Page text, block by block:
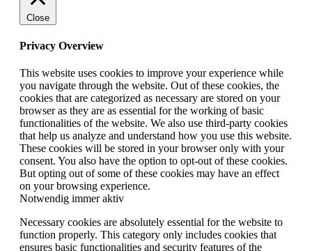
Close
Privacy Overview
This website uses cookies to improve your experience while
you navigate through the website. Out of these cookies, the
cookies that are categorized as necessary are stored on your
browser as they are as essential for the working of basic
functionalities of the website. We also use third-party cookies
that help us analyze and understand how you use this website.
These cookies will be stored in your browser only with your
consent. You also have the option to opt-out of these cookies.
But opting out of some of these cookies may have an effect
on your browsing experience.
Notwendig immer aktiv
Necessary cookies are absolutely essential for the website to
function properly. This category only includes cookies that
ensures basic functionalities and security features of the